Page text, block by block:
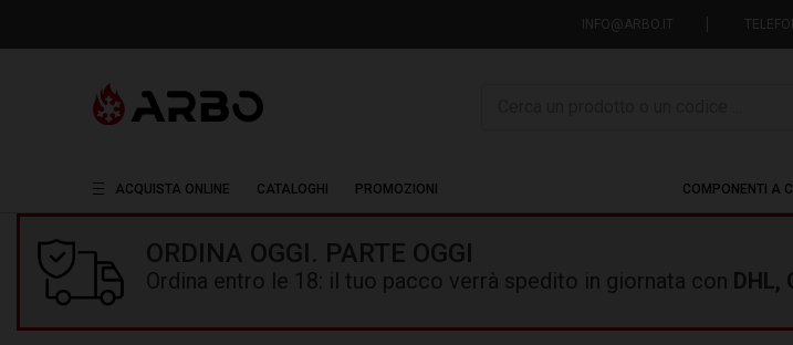
INFO@ARBO.IT
ACQUISTA ONLINE CATALOGHI PROMOZIONI COMPONENTI A
ORDINA OGGI. PARTE OGGI
Ordina entro le 18: il tuo pacco verrà spedito in giornata con DHL,